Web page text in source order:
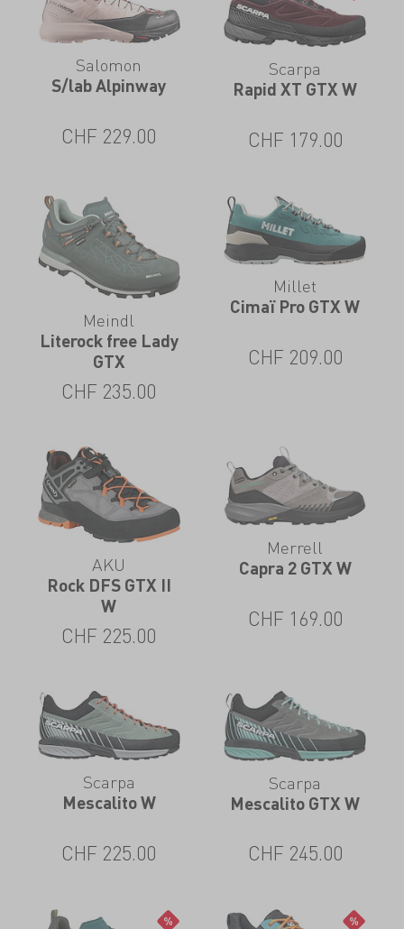
Salomon
S/lab Alpinway
CHF 229.00
Scarpa
Rapid XT GTX W
CHF 179.00
Meindl
Literock free Lady
GTX
CHF 235.00
Millet
Cimaï Pro GTX W
CHF 209.00
AKU
Rock DFS GTX II
W
CHF 225.00
Merrell
Capra 2 GTX W
CHF 169.00
Scarpa
Mescalito W
CHF 225.00
Scarpa
Mescalito GTX W
CHF 245.00